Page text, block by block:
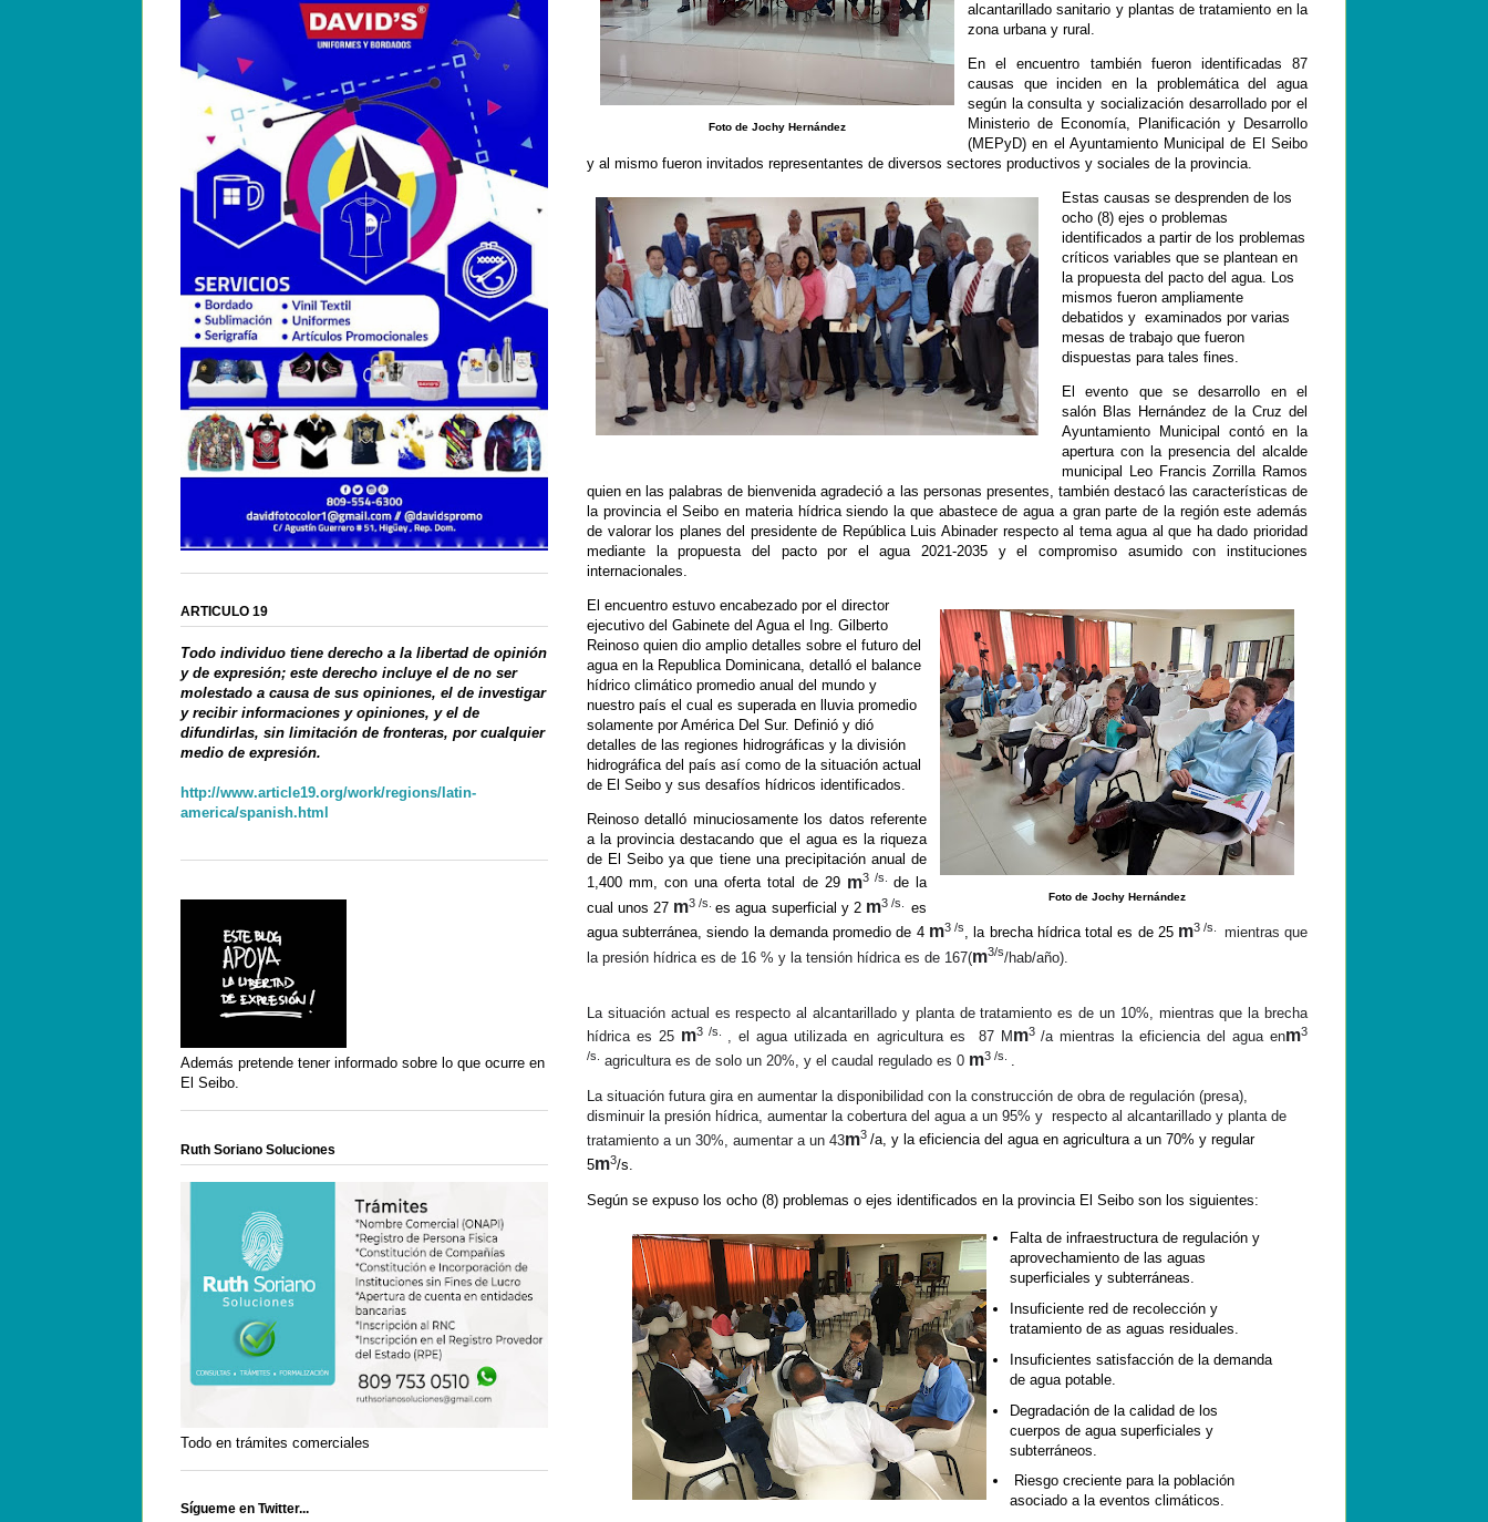
Foto de Jochy Hernández
alcantarillado sanitario y plantas de tratamiento en la
zona urbana y rural.
En el encuentro también fueron identificadas 87
causas que inciden en la problemática del agua
según la consulta y socialización desarrollado por el
Ministerio de Economía, Planificación y Desarrollo
(MEPyD) en el Ayuntamiento Municipal de El Seibo
y al mismo fueron invitados representantes de diversos sectores productivos y sociales de la provincia.
Estas causas se desprenden de los
ocho (8) ejes o problemas
identificados a partir de los problemas
críticos variables que se plantean en
la propuesta del pacto del agua. Los
mismos fueron ampliamente
debatidos y examinados por varias
mesas de trabajo que fueron
dispuestas para tales fines.
El evento que se desarrollo en el
salón Blas Hernández de la Cruz del
Ayuntamiento Municipal contó en la
apertura con la presencia del alcalde
municipal Leo Francis Zorrilla Ramos
quien en las palabras de bienvenida agradeció a las personas presentes, también destacó las características de
la provincia el Seibo en materia hídrica siendo la que abastece de agua a gran parte de la región este además
de valorar los planes del presidente de República Luis Abinader respecto al tema agua al que ha dado prioridad
mediante la propuesta del pacto por el agua 2021-2035 y el compromiso asumido con instituciones
internacionales.
Foto de Jochy Hernández
El encuentro estuvo encabezado por el director
ejecutivo del Gabinete del Agua el Ing. Gilberto
Reinoso quien dio amplio detalles sobre el futuro del
agua en la Republica Dominicana, detalló el balance
hídrico climático promedio anual del mundo y
nuestro país el cual es superada en lluvia promedio
solamente por América Del Sur. Definió y dió
detalles de las regiones hidrográficas y la división
hidrográfica del país así como de la situación actual
de El Seibo y sus desafíos hídricos identificados.
Reinoso detalló minuciosamente los datos referente
a la provincia destacando que el agua es la riqueza
de El Seibo ya que tiene una precipitación anual de
1,400 mm, con una oferta total de 29 m3 /s. de la
cual unos 27 m3 /s. es agua superficial y 2 m3 /s. es
agua subterránea, siendo la demanda promedio de 4 m3 /s, la brecha hídricatotal es de 25 m3 /s. mientras que
la presión hídrica es de 16 % y la tensión hídrica es de 167(m3/s/hab/año)
La situación actual esrespecto al alcantarillado y planta de tratamiento es de un 10%, mientras que la brecha
hídricaes 25 m3 /s. , el aguautilizadaen agricultura es 87 M m3 /a mientras la eficiencia del agua enm3
/s.
agricultura es de solo un 20%, y el caudal regulado es 0 m3 /s. .
La situación futura gira en aumentar la disponibilidad con la construcción de obra de regulación (presa),
disminuir la presión hídrica, aumentar la cobertura del agua a un 95% y respecto al alcantarillado y planta de
tratamiento a un 30%, aumentar a un 43m3 /a, y la eficiencia del agua en agricultura a un 70% y regular
5m3/s.
Según se expuso los ocho (8) problemas o ejes identificados en la provincia El Seibo son los siguientes:
Falta de infraestructura de regulación y
aprovechamiento de las aguas
superficiales y subterráneas.
Insuficiente red de recolección y
tratamiento de as aguas residuales.
Insuficientes satisfacción de la demanda
de agua potable.
Degradación de la calidad de los
cuerpos de agua superficiales y
subterráneos.
Riesgo creciente para la población
asociado a la eventos climáticos.
ARTICULO 19
Todo individuo tiene derecho a la libertad de opinión
y de expresión; este derecho incluye el de no ser
molestado a causa de sus opiniones, el de investigar
y recibir informaciones y opiniones, y el de
difundirlas, sin limitación de fronteras, por cualquier
medio de expresión.
http://www.article19.org/work/regions/latin-
america/spanish.html
Además pretende tener informado sobre lo que ocurre en
El Seibo.
Ruth Soriano Soluciones
Todo en trámites comerciales
Sígueme en Twitter...